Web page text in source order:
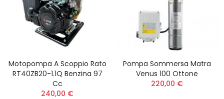
Motopompa A Scoppio Rato
RT40ZB20-1.1Q Benzina 97
Cc
240,00 €
Pompa Sommersa Matra
Venus 100 Ottone
220,00 €